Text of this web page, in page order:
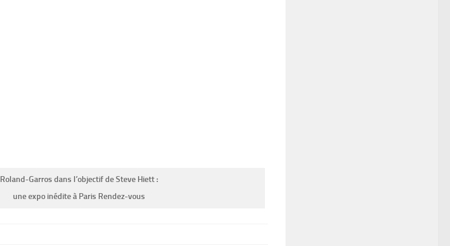
Roland-Garros dans l’objectif de Steve Hiett :
une expo inédite à Paris Rendez-vous